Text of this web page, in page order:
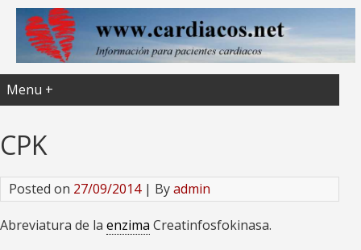
Menu +
CPK
Posted on 27/09/2014| Byadmin
Abreviatura de la enzima Creatinfosfokinasa.